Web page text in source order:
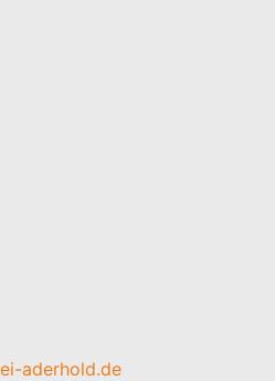
der man könnte, ist die
aderhold.de